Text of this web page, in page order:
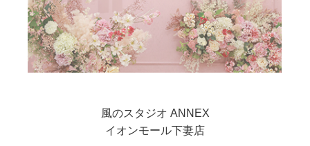
風のスタジオ ANNEX
イオンモール下妻店